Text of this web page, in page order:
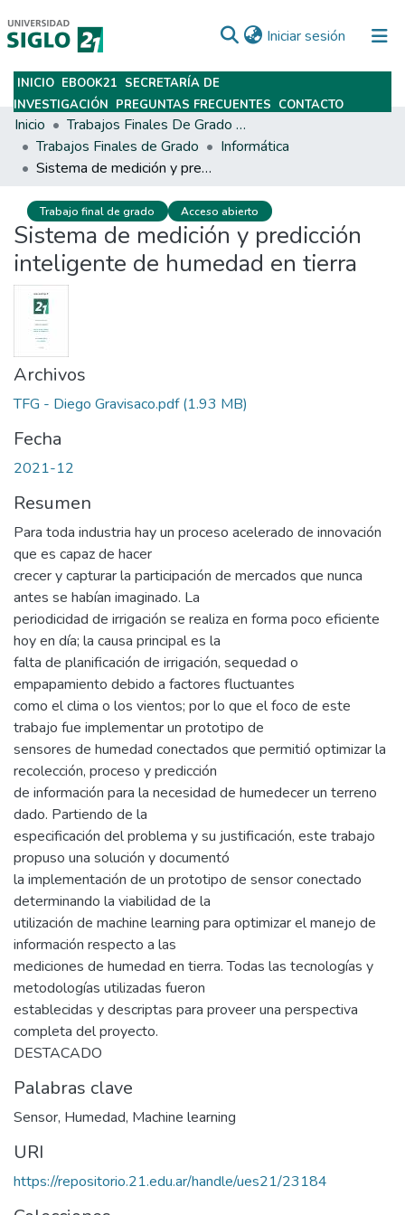
Iniciar sesión (current)
Subir
INICIO EBOOK21 SECRETARÍA DE
INVESTIGACIÓN PREGUNTAS FRECUENTES CONTACTO
Inicio
Trabajos Finales De Grado Y Posgrado
Trabajos Finales de Grado
Informática
Sistema de medición y predicción inteligente de humedad en tierra
Trabajo final de grado Acceso abierto
Sistema de medición y predicción
inteligente de humedad en tierra
Archivos
TFG - Diego Gravisaco.pdf(1.93 MB)
Fecha
2021-12
Resumen
Para toda industria hay un proceso acelerado de innovación
que es capaz de hacer
crecer y capturar la participación de mercados que nunca
antes se habían imaginado. La
periodicidad de irrigación se realiza en forma poco eficiente
hoy en día; la causa principal es la
falta de planificación de irrigación, sequedad o
empapamiento debido a factores fluctuantes
como el clima o los vientos; por lo que el foco de este
trabajo fue implementar un prototipo de
sensores de humedad conectados que permitió optimizar la
recolección, proceso y predicción
de información para la necesidad de humedecer un terreno
dado. Partiendo de la
especificación del problema y su justificación, este trabajo
propuso una solución y documentó
la implementación de un prototipo de sensor conectado
determinando la viabilidad de la
utilización de machine learning para optimizar el manejo de
información respecto a las
mediciones de humedad en tierra. Todas las tecnologías y
metodologías utilizadas fueron
establecidas y descriptas para proveer una perspectiva
completa del proyecto.
DESTACADO
Palabras clave
Sensor, Humedad, Machine learning
URI
https://repositorio.21.edu.ar/handle/ues21/23184